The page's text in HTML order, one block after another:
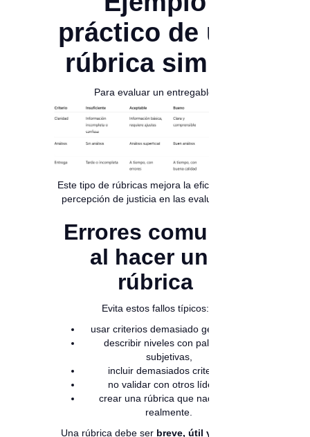
práctico de una
rúbrica simple
Para evaluar un entregable:
Este tipo de rúbricas mejora la eficiencia y la
percepción de justicia en las evaluaciones.
Errores comunes
al hacer una
rúbrica
Evita estos fallos típicos:
usar criterios demasiado generales,
describir niveles con palabras
subjetivas,
incluir demasiados criterios,
no validar con otros líderes,
crear una rúbrica que nadie usa
realmente.
Una rúbrica debe ser breve, útil y fácil de